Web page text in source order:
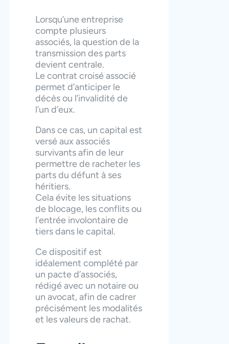
Lorsqu’une entreprise
compte plusieurs
associés, la question de la
transmission des parts
devient centrale.
Le contrat croisé associé
permet d’anticiper le
décès ou l’invalidité de
l’un d’eux.
Dans ce cas, un capital est
versé aux associés
survivants afin de leur
permettre de racheter les
parts du défunt à ses
héritiers.
Cela évite les situations
de blocage, les conflits ou
l’entrée involontaire de
tiers dans le capital.
Ce dispositif est
idéalement complété par
un pacte d’associés,
rédigé avec un notaire ou
un avocat, afin de cadrer
précisément les modalités
et les valeurs de rachat.